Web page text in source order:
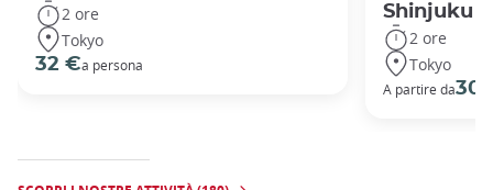
2 ore
Tokyo
32 €a persona
Shinjuku
2 ore
Tokyo
A partire da30